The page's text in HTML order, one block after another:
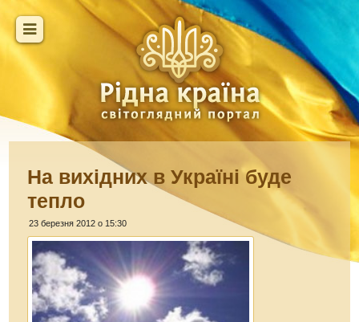
На вихідних в Україні буде
тепло
23 березня 2012 о 15:30